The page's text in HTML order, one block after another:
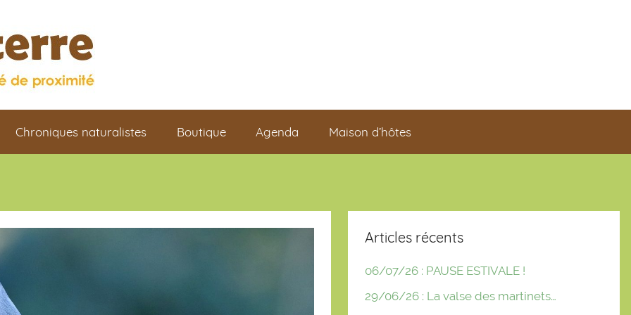
Chroniques naturalistes Boutique Agenda Maison d’hôtes
Articles récents
06/07/26 : PAUSE ESTIVALE !
29/06/26 : La valse des martinets…